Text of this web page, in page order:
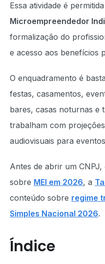
Essa atividade é
Microempreendedor
formalização do
e acesso aos benefícios
O enquadramento é
festas, casamentos,
bares, casas noturnas e
trabalham com
audiovisuais para
Antes de abrir um
sobre MEI em 2026, a
conteúdo sobre regime
Simples Nacional 2026.
Índice